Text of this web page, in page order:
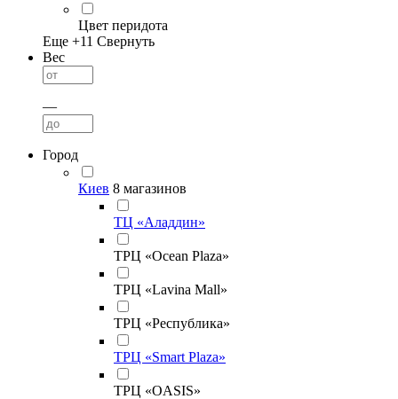
Цвет перидота
Еще +11 Свернуть
Вес
—
Город
Киев 8 магазинов
ТЦ «Аладдин»
ТРЦ «Ocean Plaza»
ТРЦ «Lavina Mall»
ТРЦ «Республика»
ТРЦ «Smart Plaza»
ТРЦ «OASIS»